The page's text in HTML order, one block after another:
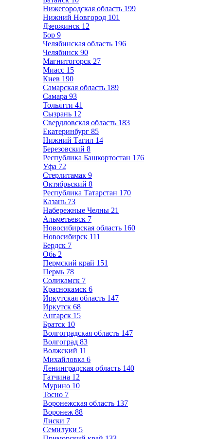
Нижегородская область 199
Нижний Новгород 101
Дзержинск 12
Бор 9
Челябинская область 196
Челябинск 90
Магнитогорск 27
Миасс 15
Киев 190
Самарская область 189
Самара 93
Тольятти 41
Сызрань 12
Свердловская область 183
Екатеринбург 85
Нижний Тагил 14
Березовский 8
Республика Башкортостан 176
Уфа 72
Стерлитамак 9
Октябрьский 8
Республика Татарстан 170
Казань 73
Набережные Челны 21
Альметьевск 7
Новосибирская область 160
Новосибирск 111
Бердск 7
Обь 2
Пермский край 151
Пермь 78
Соликамск 7
Краснокамск 6
Иркутская область 147
Иркутск 68
Ангарск 15
Братск 10
Волгоградская область 147
Волгоград 83
Волжский 11
Михайловка 6
Ленинградская область 140
Гатчина 12
Мурино 10
Тосно 7
Воронежская область 137
Воронеж 88
Лиски 7
Семилуки 5